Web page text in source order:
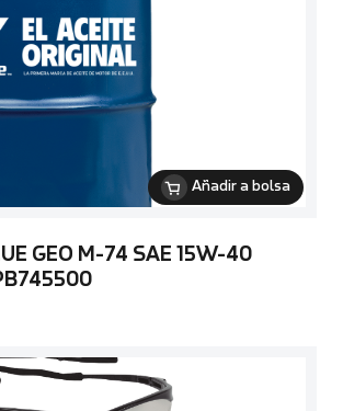
Añadir a bolsa
GEO M-74 SAE 15W-40